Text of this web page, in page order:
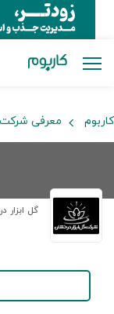
کاربوم معرفی
گل ابزار